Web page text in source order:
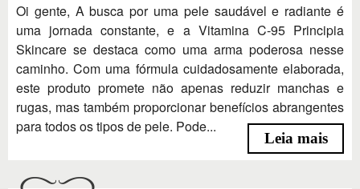
Oi gente, A busca por uma pele saudável e radiante é
uma jornada constante, e a Vitamina C-95 Principia
Skincare se destaca como uma arma poderosa nesse
caminho. Com uma fórmula cuidadosamente elaborada,
este produto promete não apenas reduzir manchas e
rugas, mas também proporcionar benefícios abrangentes
para todos os tipos de pele. Pode...
Leia mais